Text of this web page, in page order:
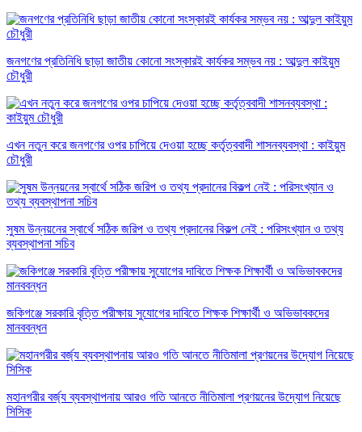
জনগণের প্রতিনিধি ছাড়া জাতীয় কোনো সংস্কারই কার্যকর সম্ভব নয় : আব্দুল কাইয়ুম
চৌধুরী
এখন নতুন করে জনগণের ওপর চাপিয়ে দেওয়া হচ্ছে কর্তৃত্ববাদী শাসনব্যবস্থা : কাইয়ুম
চৌধুরী
সুষম উন্নয়নের স্বার্থে সঠিক জরিপ ও তথ্য প্রদানের বিকল্প নেই : পরিসংখ্যান ও তথ্য
ব্যবস্থাপনা সচিব
জকিগঞ্জে সরকারি বৃত্তি পরীক্ষায় সুযোগের দাবিতে শিক্ষক শিক্ষার্থী ও অভিভাবকদের
মানববন্ধন
মহানগরীর বর্জ্য ব্যবস্থাপনায় আরও গতি আনতে নীতিমালা প্রণয়নের উদ্যোগ নিয়েছে
সিসিক